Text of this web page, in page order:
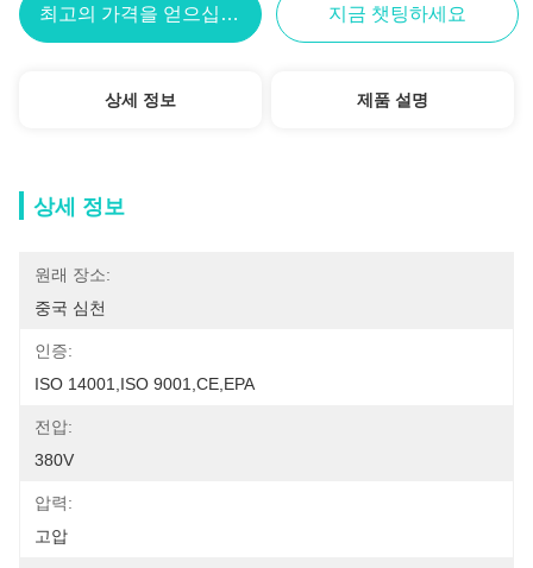
최고의 가격을 얻으십시오 지금 챗팅하세요
상세 정보 제품 설명
상세 정보
원래 장소:
중국 심천
인증:
ISO 14001,ISO 9001,CE,EPA
전압:
380V
압력:
고압